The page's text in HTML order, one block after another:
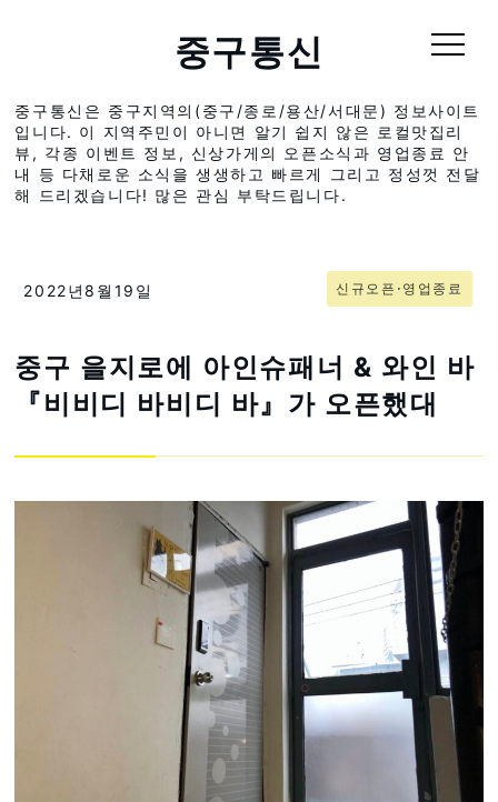
중구통신
중구통신은 중구지역의(중구/종로/용산/서대문) 정보사이트
입니다. 이 지역주민이 아니면 알기 쉽지 않은 로컬맛집리
뷰, 각종 이벤트 정보, 신상가게의 오픈소식과 영업종료 안
내 등 다채로운 소식을 생생하고 빠르게 그리고 정성껏 전달
해 드리겠습니다! 많은 관심 부탁드립니다.
2022년8월19일 신규오픈⋅영업종료
중구 을지로에 아인슈패너 & 와인 바
『비비디 바비디 바』가 오픈했대